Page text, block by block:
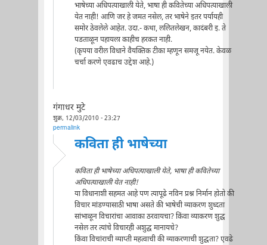
भाषेच्या अधिपत्याखाली येते, भाषा ही कवितेच्या अधिपत्याखाली
येत नाही! आणि जर हे जमत नसेल, तर भाषेने इतर पर्यायही
समोर ठेवलेले आहेत. उदा.- कथा, ललितलेखन, कादंबरी इ. ते
पडताळून पहायला काहीच हरकत नाही.
(कृपया वरील विधाने वैयक्तिक टीका म्हणून समजू नयेत. केवळ
चर्चा करणे एवढाच उद्देश आहे.)
गंगाधर मुटे
शुक्र, 12/03/2010 - 23:27
permalink
कविता ही भाषेच्या
कविता ही भाषेच्या अधिपत्याखाली येते, भाषा ही कवितेच्या
अधिपत्याखाली येत नाही!
या विधानाशी सहमत आहे पण त्यापूढे नविन प्रश्न निर्मान होतो की
विचार मांडण्यासाठी भाषा असते की भाषेची व्याकरण शुध्दता
सांभाळून विचारांचा आवाका ठरवायचा? किंवा व्याकरण शुद्ध
नसेल तर त्यांचे विचारही अशुद्ध मानायचे?
किंवा विचांराची व्याप्ती महत्वाची की व्याकरणाची शुद्धता? एवढे